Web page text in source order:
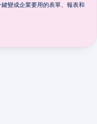
變成企業要用的表單、報表和